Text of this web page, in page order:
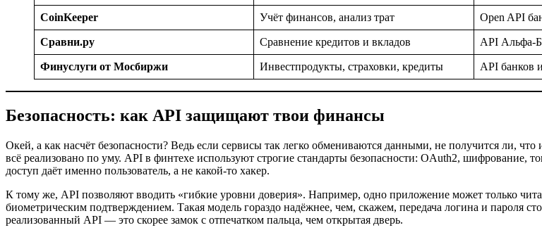
CoinKeeper Учёт финансов, анализ трат Open API
Сравни.ру Сравнение кредитов и вкладов API Альфа-
Финуслуги от Мосбиржи Инвестпродукты, страховки, кредиты API банков
Безопасность: как API защищают твои финансы
Окей, а как насчёт безопасности? Ведь если сервисы так легко обмениваются данными, не получится ли,
всё реализовано по уму. API в финтехе используют строгие стандарты безопасности: OAuth2, шифрование,
доступ даёт именно пользователь, а не какой-то хакер.
К тому же, API позволяют вводить «гибкие уровни доверия». Например, одно приложение может только
биометрическим подтверждением. Такая модель гораздо надёжнее, чем, скажем, передача логина и пароля
реализованный API — это скорее замок с отпечатком пальца, чем открытая дверь.